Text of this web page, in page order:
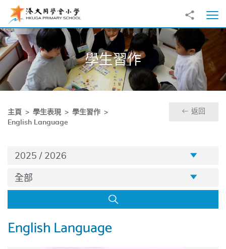
跳至主內容
分享到
打
學生習作
主頁 學生表現
學生習作
English Language
返回
English Language
2025 / 2026
年级
全部
搜尋